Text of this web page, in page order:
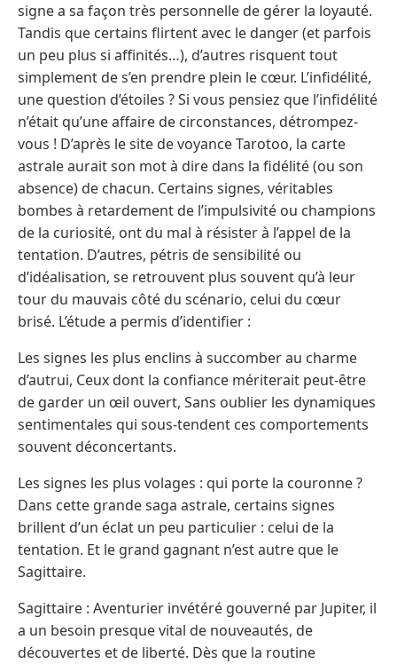
signe a sa façon très personnelle de gérer la loyauté.
Tandis que certains flirtent avec le danger (et parfois
un peu plus si affinités…), d’autres risquent tout
simplement de s’en prendre plein le cœur. L’infidélité,
une question d’étoiles ? Si vous pensiez que l’infidélité
n’était qu’une affaire de circonstances, détrompez-
vous ! D’après le site de voyance Tarotoo, la carte
astrale aurait son mot à dire dans la fidélité (ou son
absence) de chacun. Certains signes, véritables
bombes à retardement de l’impulsivité ou champions
de la curiosité, ont du mal à résister à l’appel de la
tentation. D’autres, pétris de sensibilité ou
d’idéalisation, se retrouvent plus souvent qu’à leur
tour du mauvais côté du scénario, celui du cœur
brisé. L’étude a permis d’identifier :
Les signes les plus enclins à succomber au charme
d’autrui, Ceux dont la confiance mériterait peut-être
de garder un œil ouvert, Sans oublier les dynamiques
sentimentales qui sous-tendent ces comportements
souvent déconcertants.
Les signes les plus volages : qui porte la couronne ?
Dans cette grande saga astrale, certains signes
brillent d’un éclat un peu particulier : celui de la
tentation. Et le grand gagnant n’est autre que le
Sagittaire.
Sagittaire : Aventurier invétéré gouverné par Jupiter, il
a un besoin presque vital de nouveautés, de
découvertes et de liberté. Dès que la routine